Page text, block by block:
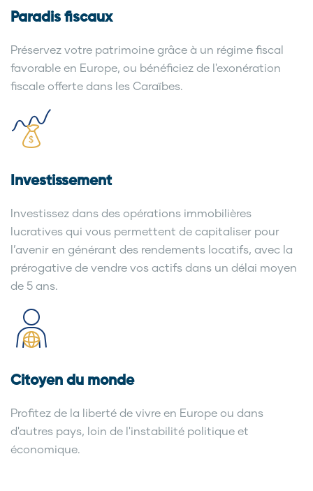
Paradis fiscaux
Préservez votre patrimoine grâce à un régime fiscal
favorable en Europe, ou bénéficiez de l'exonération
fiscale offerte dans les Caraïbes.
Investissement
Investissez dans des opérations immobilières
lucratives qui vous permettent de capitaliser pour
l’avenir en générant des rendements locatifs, avec la
prérogative de vendre vos actifs dans un délai moyen
de 5 ans.
Citoyen du monde
Profitez de la liberté de vivre en Europe ou dans
d'autres pays, loin de l'instabilité politique et
économique.